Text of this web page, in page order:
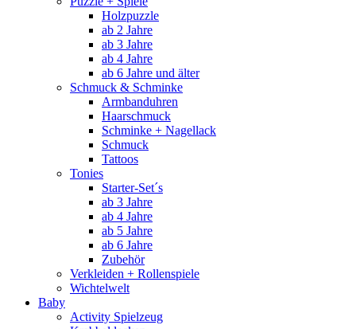
Holzpuzzle
ab 2 Jahre
ab 3 Jahre
ab 4 Jahre
ab 6 Jahre und älter
Schmuck & Schminke
Armbanduhren
Haarschmuck
Schminke + Nagellack
Schmuck
Tattoos
Tonies
Starter-Set´s
ab 3 Jahre
ab 4 Jahre
ab 5 Jahre
ab 6 Jahre
Zubehör
Verkleiden + Rollenspiele
Wichtelwelt
Baby
Activity Spielzeug